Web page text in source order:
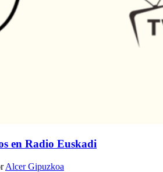
en Radio Euskadi
Alcer Gipuzkoa